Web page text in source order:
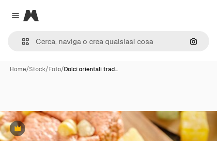
Close menu
Magnific
Cerca
Home/Stock/Foto/Dolci orientali trad…
Premium